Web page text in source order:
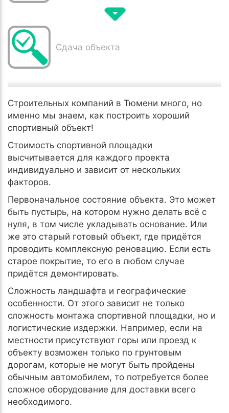
Сдача объекта
Строительных компаний в Тюмени много, но
именно мы знаем, как построить хороший
спортивный объект!
Стоимость спортивной площадки
высчитывается для каждого проекта
индивидуально и зависит от нескольких
факторов.
Первоначальное состояние объекта. Это может
быть пустырь, на котором нужно делать всё с
нуля, в том числе укладывать основание. Или
же это старый готовый объект, где придётся
проводить комплексную реновацию. Если есть
старое покрытие, то его в любом случае
придётся демонтировать.
Сложность ландшафта и географические
особенности. От этого зависит не только
сложность монтажа спортивной площадки, но и
логистические издержки. Например, если на
местности присутствуют горы или проезд к
объекту возможен только по грунтовым
дорогам, которые не могут быть пройдены
обычным автомобилем, то потребуется более
сложное оборудование для доставки всего
необходимого.